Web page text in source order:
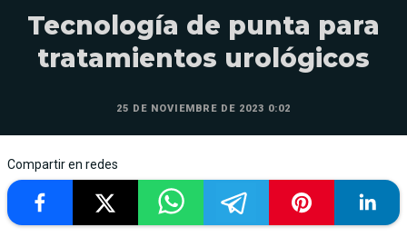
Tecnología de punta para
tratamientos urológicos
25 DE NOVIEMBRE DE 2023 0:02
Compartir en redes